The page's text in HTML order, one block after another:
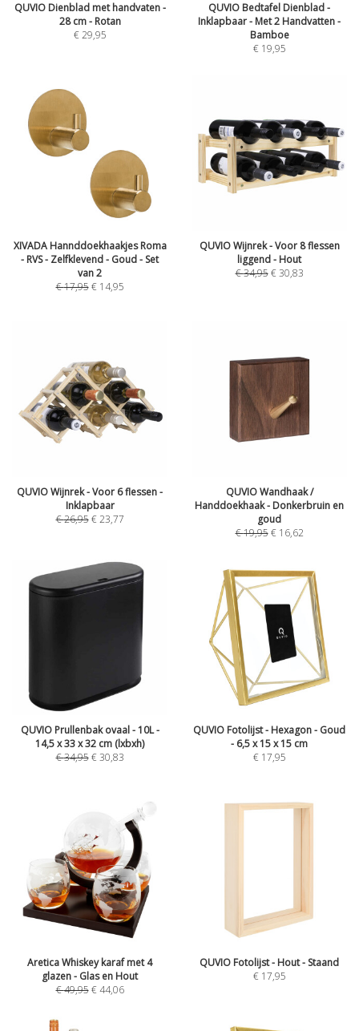
QUVIO Dienblad met handvaten -
28 cm - Rotan
€29,95
QUVIO Bedtafel Dienblad -
Inklapbaar - Met 2 Handvatten -
Bamboe
€ 19,95
XIVADA Hannddoekhaakjes Roma
- RVS - Zelfklevend - Goud - Set
van 2
€17,95 € 14,95
QUVIO Wijnrek - Voor 8 flessen
liggend - Hout
€34,95 €30,83
QUVIO Wijnrek - Voor 6 flessen -
Inklapbaar
€26,95 €23,77
QUVIO Wandhaak /
Handdoekhaak - Donkerbruin en
goud
€19,95 € 16,62
QUVIO Prullenbak ovaal - 10L -
14,5 x 33 x 32 cm (lxbxh)
€34,95 €30,83
QUVIO Fotolijst - Hexagon - Goud
- 6,5 x 15 x 15 cm
€ 17,95
Aretica Whiskey karaf met 4
glazen - Glas en Hout
€49,95 €44,06
QUVIO Fotolijst - Hout - Staand
€ 17,95